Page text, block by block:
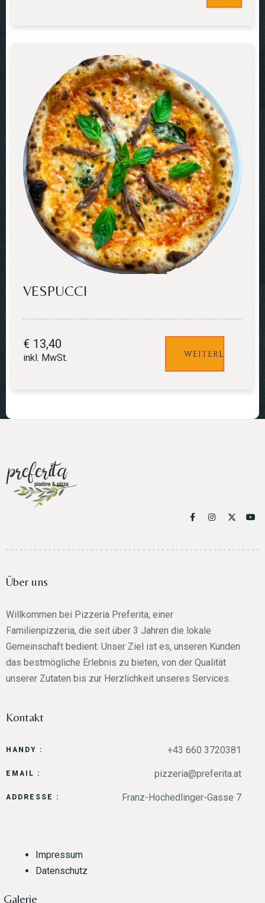
VESPUCCI
€ 13,40
inkl. MwSt. WEITERLESEN
Über uns
Willkommen bei Pizzeria Preferita, einer
Familienpizzeria, die seit über 3 Jahren die lokale
Gemeinschaft bedient. Unser Ziel ist es, unseren Kunden
das bestmögliche Erlebnis zu bieten, von der Qualität
unserer Zutaten bis zur Herzlichkeit unseres Services.
Kontakt
HANDY : +43 660 3720381
EMAIL : pizzeria@preferita.at
ADDRESSE : Franz-Hochedlinger-Gasse 7
Impressum
Datenschutz
Galerie